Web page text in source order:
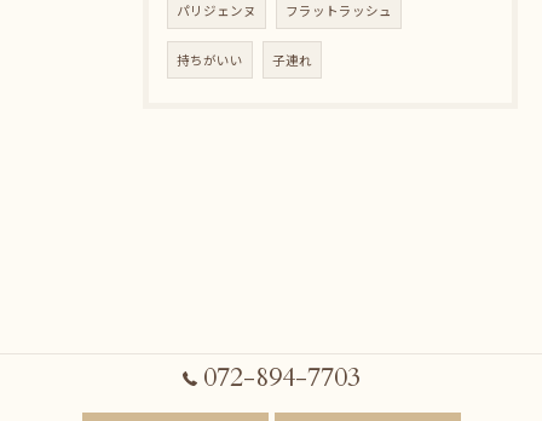
パリジェンヌ フラットラッシュ
持ちがいい 子連れ
072-894-7703